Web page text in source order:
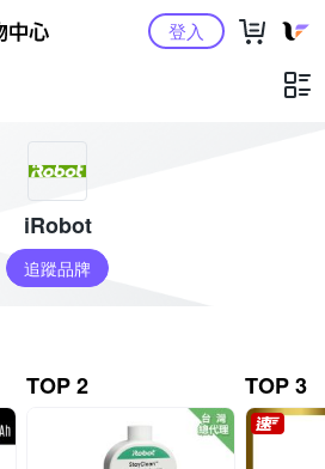
Yahoo購物中心登入
iRobot
追蹤品牌
TOP 2 TOP 3